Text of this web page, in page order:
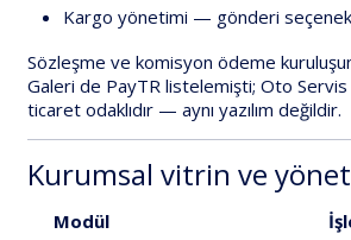
Kargo yönetimi — gönderi
Sözleşme ve komisyon ödeme
Galeri de PayTR listelemişti; Oto Servis
ticaret odaklıdır — aynı yazılım değildir.
Kurumsal vitrin ve
Modül